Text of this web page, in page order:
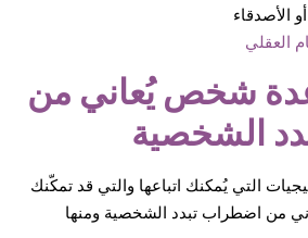
شخص يُعاني من
الشخصية
التي يُمكنك اتباعها والتي قد تمكّنك